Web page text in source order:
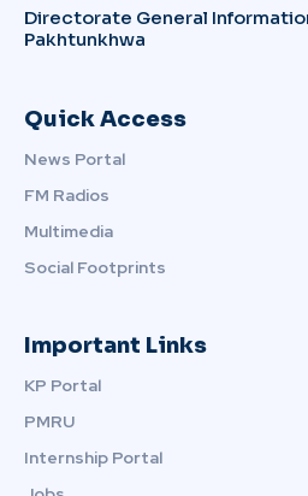
Directorate General
Pakhtunkhwa
Quick Access
News Portal
FM Radios
Multimedia
Social Footprints
Important Links
KP Portal
PMRU
Internship Portal